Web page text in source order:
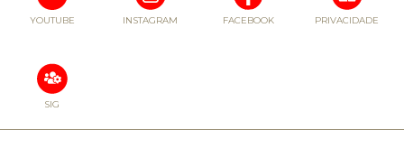
YOUTUBE INSTAGRAM FACEBOOK PRIVACIDADE
SIG